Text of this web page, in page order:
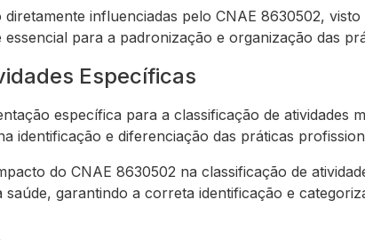
diretamente influenciadas pelo CNAE 8630502,
essencial para a padronização e organização das
Específicas
específica para a classificação de atividades
identificação e diferenciação das práticas
do CNAE 8630502 na classificação de
saúde, garantindo a correta identificação e